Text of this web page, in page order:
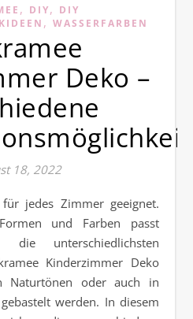
, DIY, DIY
, WASSERFARBEN
Deko –
18, 2022
und Farben passt
unterschiedlichsten
Kinderzimmer Deko
Naturtönen oder auch in
werden. In diesem